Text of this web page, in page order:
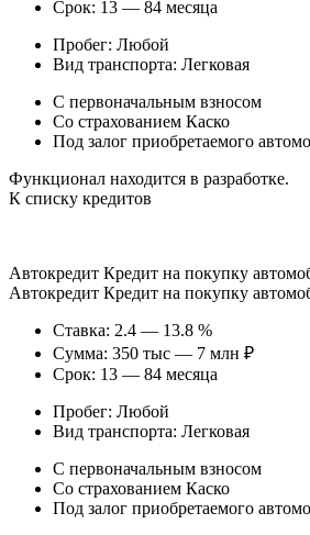
Срок: 13 — 84 месяца
Пробег: Любой
Вид транспорта: Легковая
С первоначальным взносом
Со страхованием Каско
Под залог приобретаемого
Функционал находится в разработке.
К списку кредитов
Автокредит Кредит на покупку
Автокредит Кредит на покупку
Ставка: 2.4 — 13.8 %
Сумма: 350 тыс — 7 млн ₽
Срок: 13 — 84 месяца
Пробег: Любой
Вид транспорта: Легковая
С первоначальным взносом
Со страхованием Каско
Под залог приобретаемого